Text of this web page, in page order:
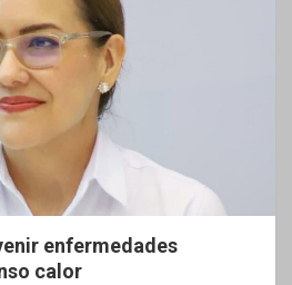
enfermedades
calor